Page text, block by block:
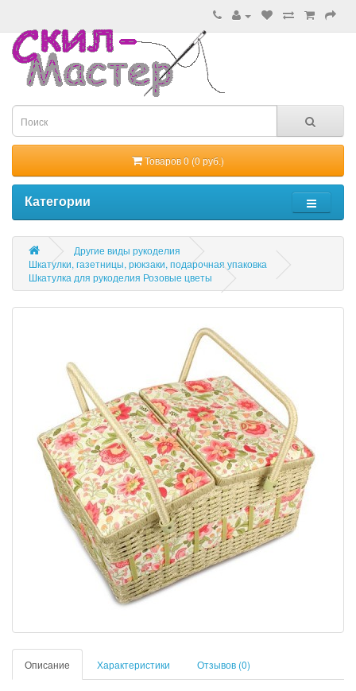
Товаров 0 (0 руб.)
Категории
Другие виды рукоделия
Шкатулки, газетницы, рюкзаки, подарочная упаковка
Шкатулка для рукоделия Розовые цветы
Описание Характеристики Отзывов (0)